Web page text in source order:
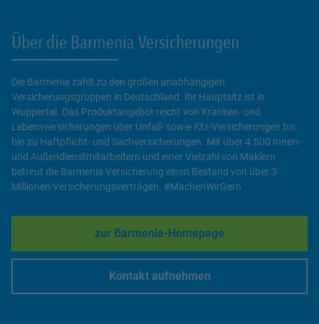
Über die Barmenia Versicherungen
Die Barmenia zählt zu den großen unabhängigen
Versicherungsgruppen in Deutschland. Ihr Hauptsitz ist in
Wuppertal. Das Produktangebot reicht von Kranken- und
Lebensversicherungen über Unfall- sowie Kfz-Versicherungen bis
hin zu Haftpflicht- und Sachversicherungen. Mit über 4.500 Innen-
und Außendienstmitarbeitern und einer Vielzahl von Maklern
betreut die Barmenia Versicherung einen Bestand von über 3
Millionen Versicherungsverträgen. #MachenWirGern
zur Barmenia-Homepage
Link Opens in New Tab
Kontakt aufnehmen